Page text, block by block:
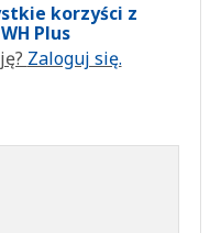
korzyści z
Plus
Zaloguj się.